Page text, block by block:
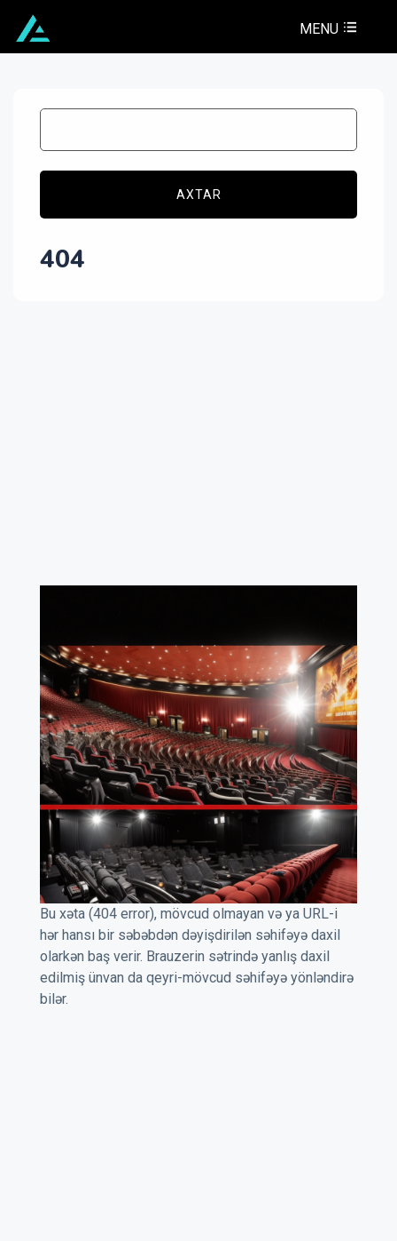
MENU
AXTAR
404
Bu xəta (404 error), mövcud olmayan və ya URL-i
hər hansı bir səbəbdən dəyişdirilən səhifəyə daxil
olarkən baş verir. Brauzerin sətrində yanlış daxil
edilmiş ünvan da qeyri-mövcud səhifəyə yönləndirə
bilər.